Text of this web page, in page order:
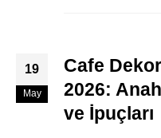
19
May
Cafe
2026:
ve İpuçları